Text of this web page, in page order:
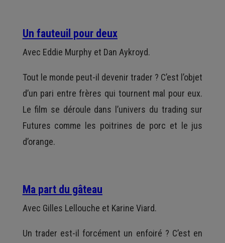
Un fauteuil pour deux
Avec Eddie Murphy et Dan Aykroyd.
Tout le monde peut-il devenir trader ? C’est l’objet
d’un pari entre frères qui tournent mal pour eux.
Le film se déroule dans l’univers du trading sur
Futures comme les poitrines de porc et le jus
d’orange.
Ma part du gâteau
Avec Gilles Lellouche et Karine Viard.
Un trader est-il forcément un enfoiré ? C’est en